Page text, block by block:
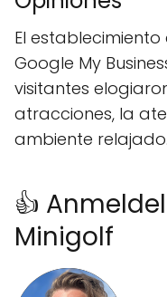
El
Google My
visitantes
atracciones, la
ambiente relajado.
👍
Minigolf